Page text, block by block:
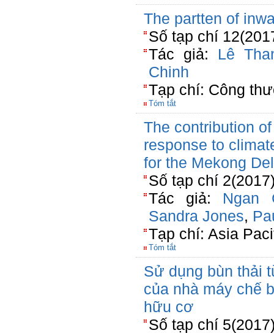
The partten of
Số tạp chí
Tác giả: Lê
Chinh
Tạp chí: Công
Tóm tắt
The contribution
response to
for the Mekong
Số tạp chí
Tác giả: Ngan
Sandra Jones,
Tạp chí: Asia
Tóm tắt
Sử dụng bùn thải
của nhà máy chế
hữu cơ
Số tạp chí